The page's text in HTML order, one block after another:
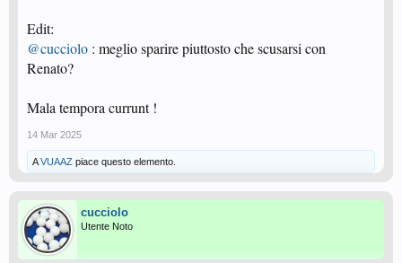
Edit:
@cucciolo : meglio sparire piuttosto che scusarsi con
Renato?
Mala tempora currunt !
14 Mar 2025
AVUAAZ piace questo elemento.
cucciolo
Utente Noto